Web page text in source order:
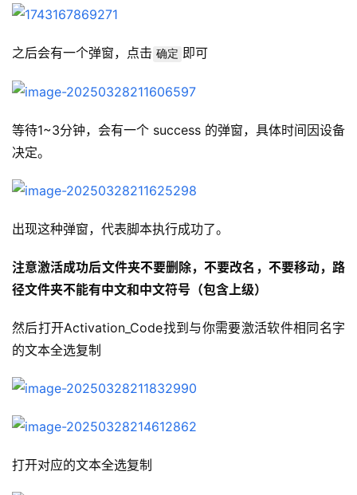
之后会有一个弹窗，点击 确定 即可
等待1~3分钟，会有一个 success 的弹窗，具体时间因设备
决定。
出现这种弹窗，代表脚本执行成功了。
注意激活成功后文件夹不要删除，不要改名，不要移动，路
径文件夹不能有中文和中文符号（包含上级）
然后打开Activation_Code找到与你需要激活软件相同名字
的文本全选复制
打开对应的文本全选复制